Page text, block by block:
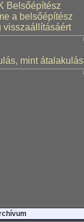
Belsőépítész
a belsőépítész
visszaállításáért
mint átalakulás